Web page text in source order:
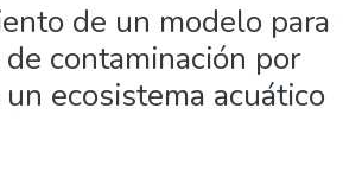
de un modelo para
contaminación por
ecosistema acuático